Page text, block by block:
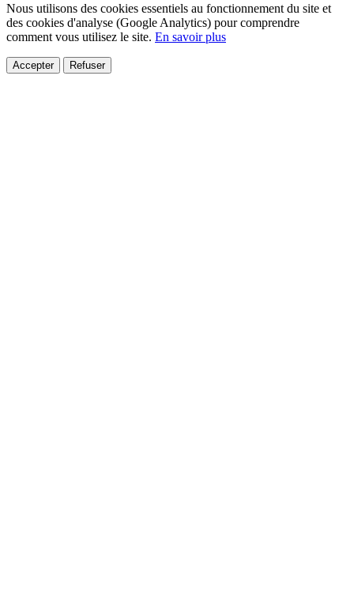
Nous utilisons des cookies essentiels au fonctionnement du site et
des cookies d'analyse (Google Analytics) pour comprendre
comment vous utilisez le site. En savoir plus
Accepter Refuser